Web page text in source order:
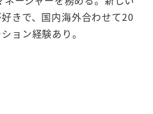
きで、国内海外合わせて20
ョン経験あり。